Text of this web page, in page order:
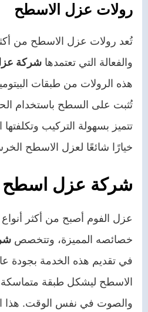
رولات عزل الاسطح
تُعد رولات عزل الاسطح من
والفعالة التي تعتمدها شركة
هذه الرولات من طبقات
تُثبت على السطح باستخدام
تتميز بسهولة التركيب وتكلفتها
خيارًا شائعًا لعزل الاسطح
شركة عزل اسطح
عزل الفوم أصبح من أكثر
خصائصه المميزة، وتتخصص
في تقديم هذه الخدمة بجودة
الاسطح ليشكل طبقة متماسكة
والصوت في نفس الوقت. هذا